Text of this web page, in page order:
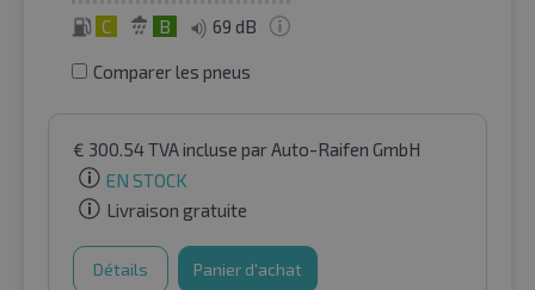
C B 69 dB
Comparer les pneus
€ 300.54TVA incluse par Auto-Raifen GmbH
EN STOCK
Livraison gratuite
Détails Panier d'achat